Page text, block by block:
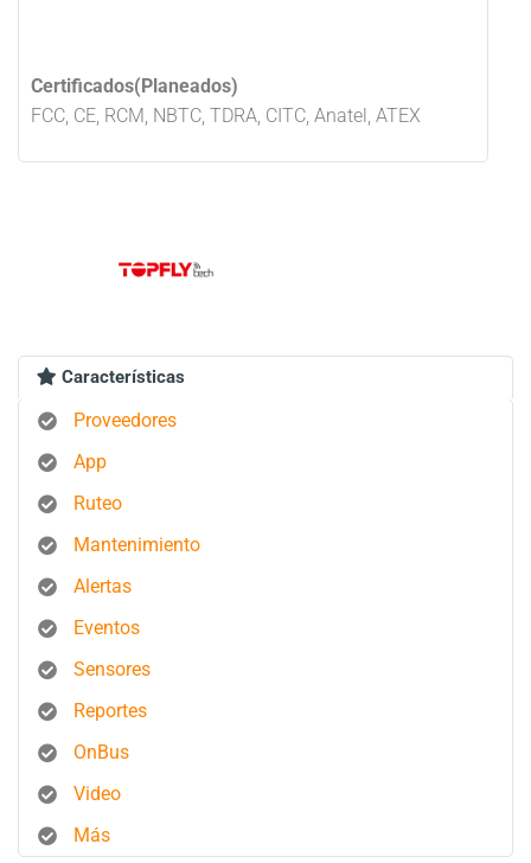
Certificados(Planeados)
FCC, CE, RCM, NBTC, TDRA, CITC, Anatel, ATEX
Características
Proveedores
App
Ruteo
Mantenimiento
Alertas
Eventos
Sensores
Reportes
OnBus
Video
Más